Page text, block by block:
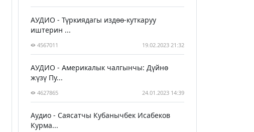
АУДИО - Түркиядагы издөө-куткаруу
иштерин ...
4567011 19.02.2023 21:32
АУДИО - Америкалык чалгынчы: Дүйнө
жүзү Пу...
4627865 24.01.2023 14:39
Аудио - Саясатчы Кубанычбек Исабеков
Курма...